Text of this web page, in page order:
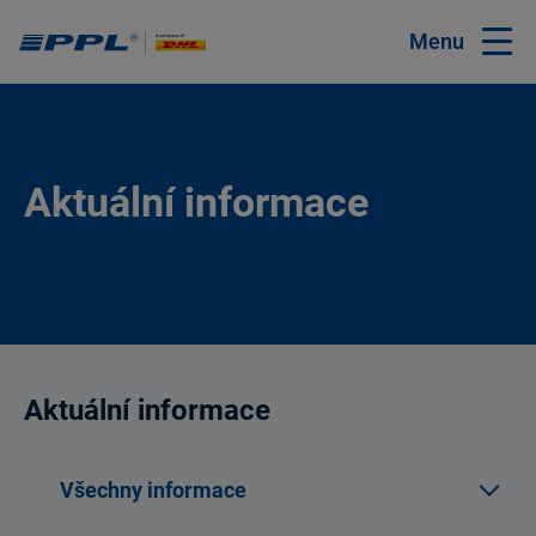
Menu
Aktuální informace
Aktuální informace
Všechny informace